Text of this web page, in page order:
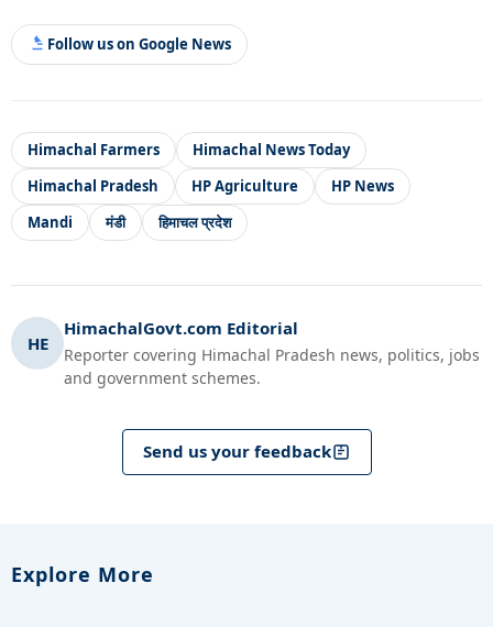
Follow us on Google News
Himachal Farmers
Himachal News Today
Himachal Pradesh
HP Agriculture
HP News
Mandi
मंडी हिमाचल प्रदेश
HE
HimachalGovt.com Editorial
Reporter covering Himachal Pradesh news, politics, jobs
and government schemes.
Send us your feedback
Explore More